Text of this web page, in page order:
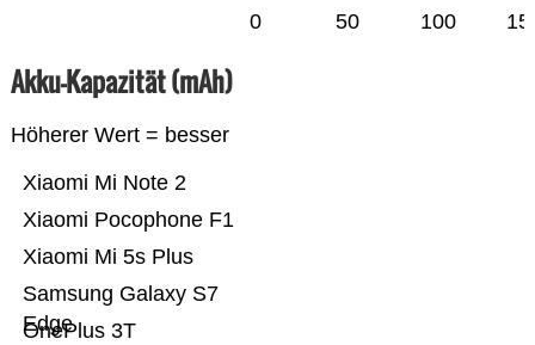
0 50 100
Akku-Kapazität (mAh)
Höherer Wert = besser
OnePlus 3T
Samsung Galaxy S7
Edge
Xiaomi Mi 5s Plus
Xiaomi Pocophone F1
Xiaomi Mi Note 2